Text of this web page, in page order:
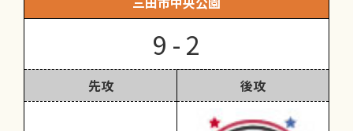
9 - 2
先攻 後攻